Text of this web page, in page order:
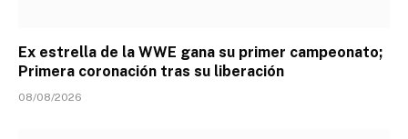
Ex estrella de la WWE gana su primer campeonato;
Primera coronación tras su liberación
08/08/2026